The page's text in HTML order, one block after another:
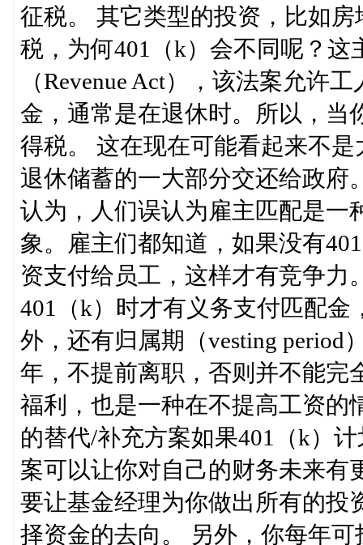
征税。 其它类型的投资，比如
税，为何401（k）会不同呢？这
（Revenue Act），该法案允许
金，通常是在退休时。所以，当
得税。 这在现在可能看起来不
退休储蓄的一大部分交还给政府
认为，人们误认为雇主匹配是一
象。雇主们都知道，如果没有
资支付给员工，这样才有竞争力
401（k）时才有义务支付匹配
外，还有归属期（vesting period
年，不提前离职，否则并不能完
福利，也是一种在不提高工资的
的替代/补充方案如果401（k）
案可以让你对自己的财务未来有
要让基金经理为你做出所有的投
择资金的去向。 另外，你每年